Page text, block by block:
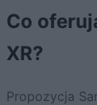
Co
XR?
Propozycja